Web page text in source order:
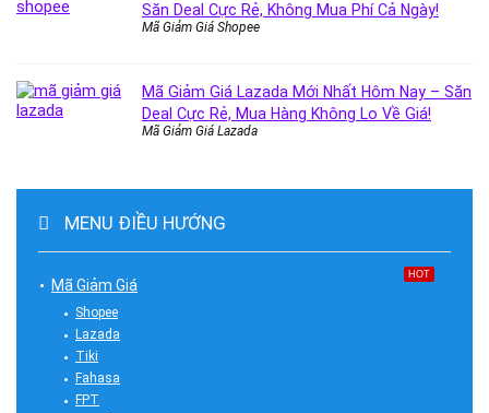
Săn Deal Cực Rẻ, Không Mua Phí Cả Ngày!
Mã Giảm Giá Shopee
Mã Giảm Giá Lazada Mới Nhất Hôm Nay – Săn
Deal Cực Rẻ, Mua Hàng Không Lo Về Giá!
Mã Giảm Giá Lazada
MENU ĐIỀU HƯỚNG
Mã Giảm Giá
HOT
Shopee
Lazada
Tiki
Fahasa
FPT